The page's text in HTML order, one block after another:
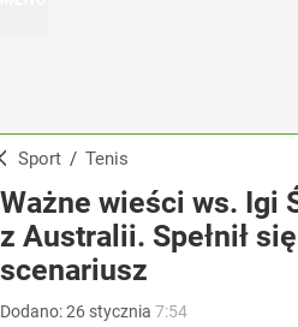
Sport / Tenis
Ważne wieści ws. Igi
z Australii. Spełnił
scenariusz
Dodano:26 stycznia 7:54